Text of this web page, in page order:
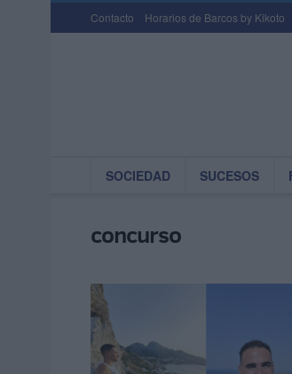
Contacto Horarios de Barcos by Kikoto
SOCIEDAD SUCESOS
concurso